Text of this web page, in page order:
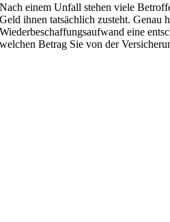
Nach einem Unfall stehen viele
Geld ihnen tatsächlich zusteht. Genau
Wiederbeschaffungsaufwand eine
welchen Betrag Sie von der